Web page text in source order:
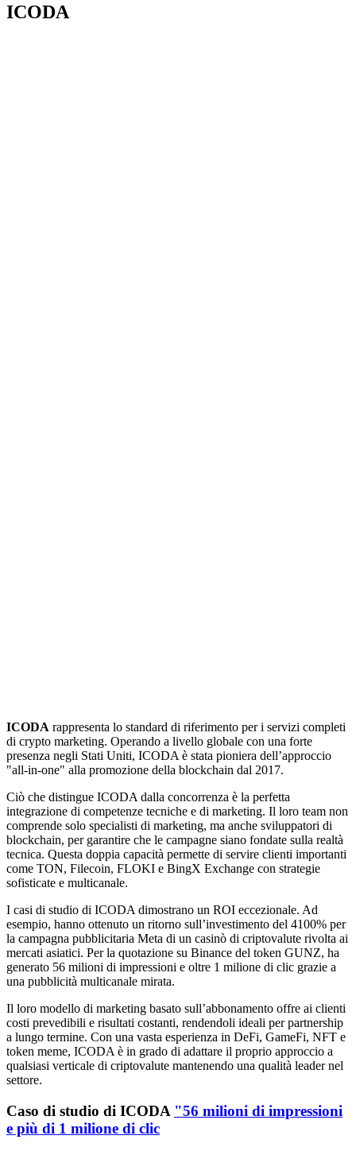
ICODA
ICODA rappresenta lo standard di riferimento per i servizi completi
di crypto marketing. Operando a livello globale con una forte
presenza negli Stati Uniti, ICODA è stata pioniera dell’approccio
"all-in-one" alla promozione della blockchain dal 2017.
Ciò che distingue ICODA dalla concorrenza è la perfetta
integrazione di competenze tecniche e di marketing. Il loro team non
comprende solo specialisti di marketing, ma anche sviluppatori di
blockchain, per garantire che le campagne siano fondate sulla realtà
tecnica. Questa doppia capacità permette di servire clienti importanti
come TON, Filecoin, FLOKI e BingX Exchange con strategie
sofisticate e multicanale.
I casi di studio di ICODA dimostrano un ROI eccezionale. Ad
esempio, hanno ottenuto un ritorno sull’investimento del 4100% per
la campagna pubblicitaria Meta di un casinò di criptovalute rivolta ai
mercati asiatici. Per la quotazione su Binance del token GUNZ, ha
generato 56 milioni di impressioni e oltre 1 milione di clic grazie a
una pubblicità multicanale mirata.
Il loro modello di marketing basato sull’abbonamento offre ai clienti
costi prevedibili e risultati costanti, rendendoli ideali per partnership
a lungo termine. Con una vasta esperienza in DeFi, GameFi, NFT e
token meme, ICODA è in grado di adattare il proprio approccio a
qualsiasi verticale di criptovalute mantenendo una qualità leader nel
settore.
Caso di studio di ICODA "56 milioni di impressioni
e più di 1 milione di clic